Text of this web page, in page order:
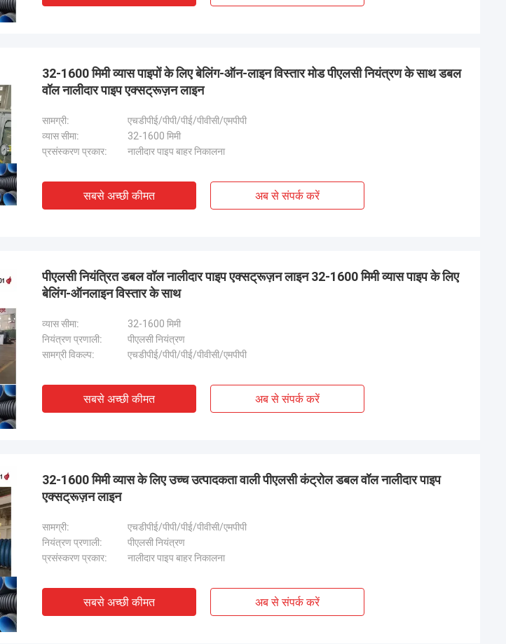
32-1600 मिमी व्यास पाइपों के लिए बेलिंग-ऑन-लाइन विस्तार मोड पीएलसी नियंत्रण के साथ डबल
वॉल नालीदार पाइप एक्सट्रूज़न लाइन
सामग्री:
एचडीपीई/पीपी/पीई/पीवीसी/एमपीपी
व्यास सीमा:
32-1600 मिमी
प्रसंस्करण प्रकार:
नालीदार पाइप बाहर निकालना
सबसे अच्छी कीमत अब से संपर्क करें
पीएलसी नियंत्रित डबल वॉल नालीदार पाइप एक्सट्रूज़न लाइन 32-1600 मिमी व्यास पाइप के लिए
बेलिंग-ऑनलाइन विस्तार के साथ
व्यास सीमा:
32-1600 मिमी
नियंत्रण प्रणाली:
पीएलसी नियंत्रण
सामग्री विकल्प:
एचडीपीई/पीपी/पीई/पीवीसी/एमपीपी
सबसे अच्छी कीमत अब से संपर्क करें
32-1600 मिमी व्यास के लिए उच्च उत्पादकता वाली पीएलसी कंट्रोल डबल वॉल नालीदार पाइप
एक्सट्रूज़न लाइन
सामग्री:
एचडीपीई/पीपी/पीई/पीवीसी/एमपीपी
नियंत्रण प्रणाली:
पीएलसी नियंत्रण
प्रसंस्करण प्रकार:
नालीदार पाइप बाहर निकालना
सबसे अच्छी कीमत अब से संपर्क करें